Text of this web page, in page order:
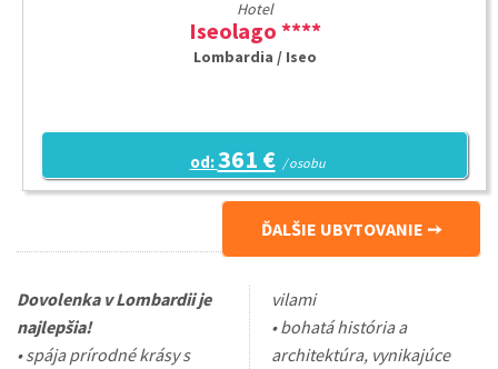
Hotel
Iseolago ****
Lombardia / Iseo
od:361 € / osobu
ĎALŠIE UBYTOVANIE
Dovolenka v Lombardii je
najlepšia!
• spája prírodné krásy s
vilami
• bohatá história a
architektúra, vynikajúce